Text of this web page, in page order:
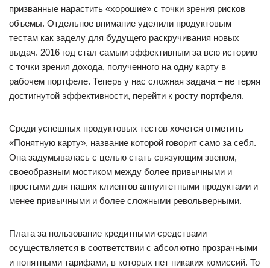
призванные нарастить «хорошие» с точки зрения рисков
объемы. Отдельное внимание уделили продуктовым
тестам как заделу для будущего раскручивания новых
выдач. 2016 год стал самым эффективным за всю историю
с точки зрения дохода, полученного на одну карту в
рабочем портфеле. Теперь у нас сложная задача – не теряя
достигнутой эффективности, перейти к росту портфеля.
Среди успешных продуктовых тестов хочется отметить
«Понятную карту», название которой говорит само за себя.
Она задумывалась с целью стать связующим звеном,
своеобразным мостиком между более привычными и
простыми для наших клиентов аннуитетными продуктами и
менее привычными и более сложными револьверными.
Плата за пользование кредитными средствами
осуществляется в соответствии с абсолютно прозрачными
и понятными тарифами, в которых нет никаких комиссий. То